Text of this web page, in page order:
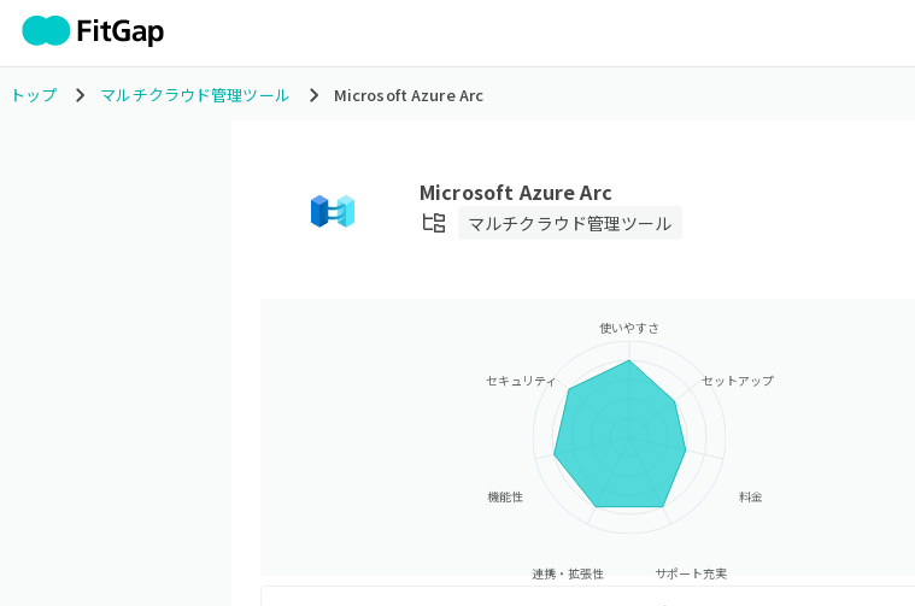
トップ マルチクラウド管理ツール Microsoft Azure Arc
Microsoft Azure Arc
マルチクラウド管理ツール
使いやすさ
セットアップ
料金
サポート充実
連携・拡張性
機能性
セキュリティ